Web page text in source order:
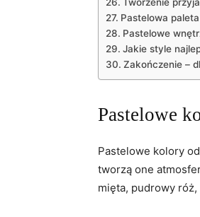
Pastelowa
Pastelowe
Jakie style
Zakończenie –
Pastelowe
Pastelowe kolory
tworzą one
mięta, pudrowy